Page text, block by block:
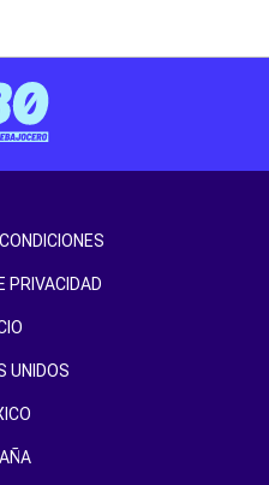
PRIVACIDAD
UNIDOS